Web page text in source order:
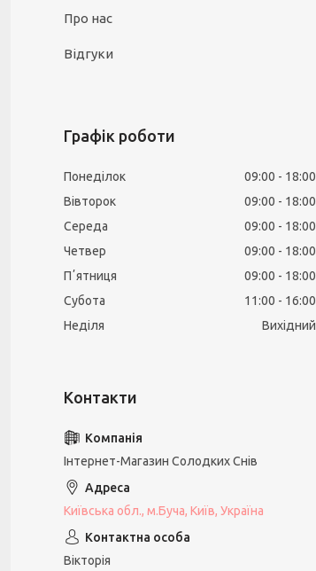
Про нас
Відгуки
Графік роботи
Понеділок 09:00
18:00
Вівторок
09:00
18:00
Середа
09:00
18:00
Четвер
09:00
18:00
Пʼятниця
09:00
18:00
Субота
11:00
16:00
Неділя
Вихідний
Інтернет-Магазин Солодких Снів
Київська обл., м.Буча, Київ, Україна
Вікторія